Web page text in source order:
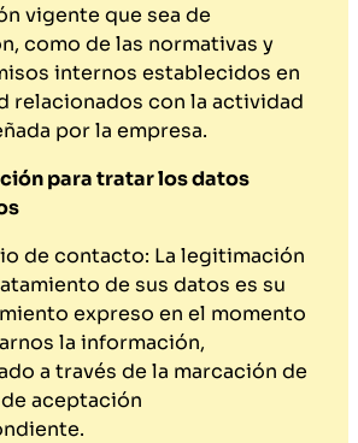
vigente que sea de
como de las normativas y
internos establecidos en
relacionados con la actividad
por la empresa.
para tratar los datos
de contacto: La legitimación
de sus datos es su
expreso en el momento
la información,
a través de la marcación de
aceptación